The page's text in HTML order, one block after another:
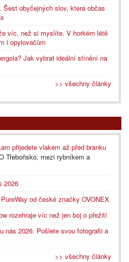
obyčejných slov, která občas
víc, než si myslíte. V horkém létě
i opylovačům
Jak vybrat ideální stínění na
>> všechny články
přijedete vlakem až před branku
Třeboňsko, mezi rybníkem a
2026
od české značky OVONEX
rozehraje víc než jen boj o přežití
nás 2026: Pošlete svou fotografii a
>> všechny články